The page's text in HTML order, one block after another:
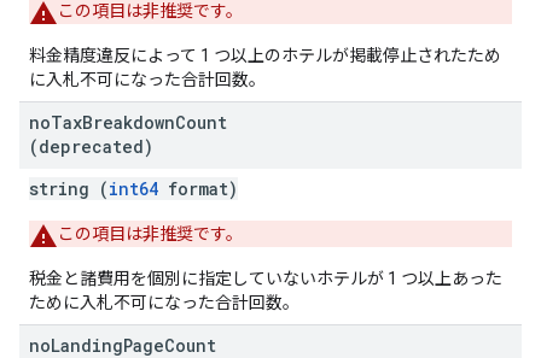
この項目は非推奨です。
料金精度違反によって 1 つ以上のホテルが掲載停止されたため
に入札不可になった合計回数。
noTaxBreakdownCount
(deprecated)
string (int64 format)
この項目は非推奨です。
税金と諸費用を個別に指定していないホテルが 1 つ以上あった
ために入札不可になった合計回数。
noLandingPageCount